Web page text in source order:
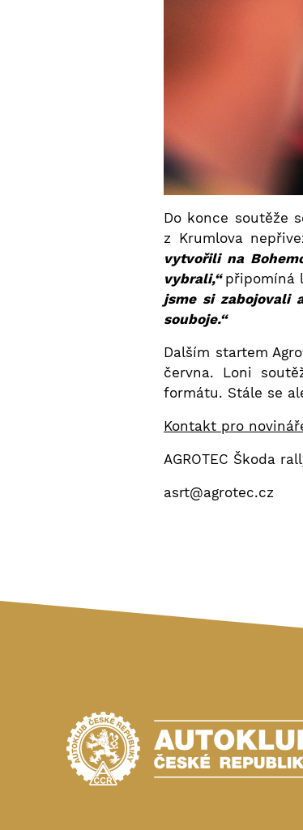
Do konce soutěže
z Krumlova
vytvořili na
vybrali,“ připomíná
jsme si zabojovali
souboje.“
Dalším startem
června. Loni
formátu. Stále se
Kontakt pro
AGROTEC Škoda
asrt@agrotec.cz